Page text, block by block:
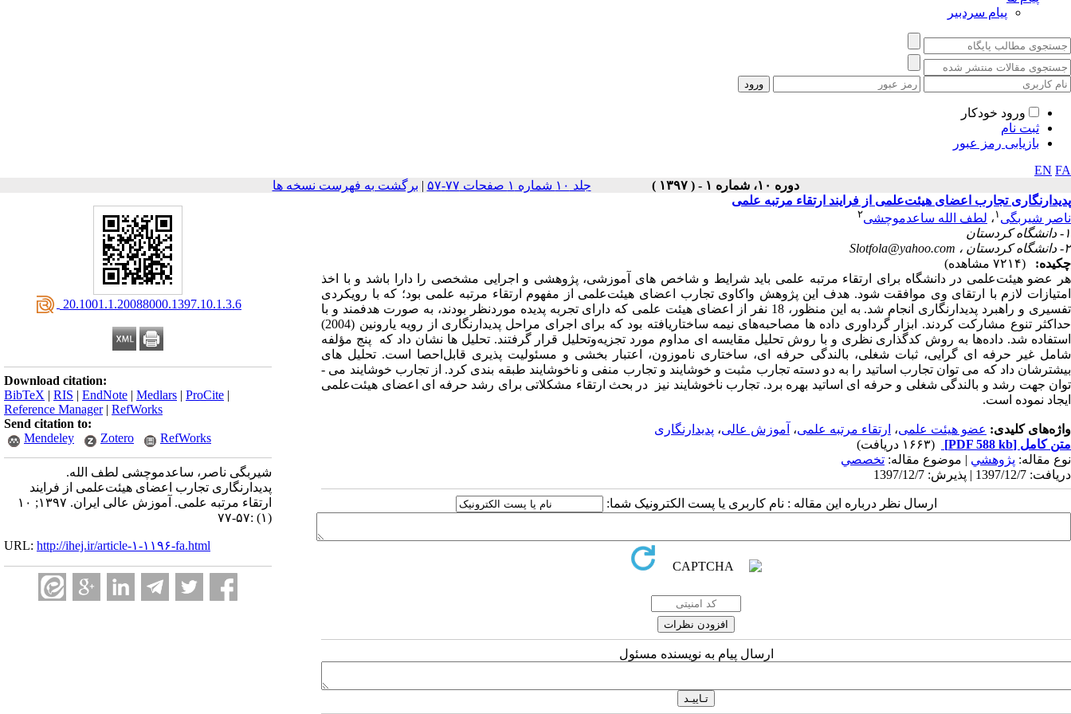
پیام سردبیر
ورود خودکار
ثبت نام
بازیابی رمز عبور
EN FA
دوره ۱۰، شماره ۱ - ( ۱۳۹۷ )
جلد ۱۰ شماره ۱ صفحات ۷۷-۵۷ | برگشت به فهرست نسخه ها
‎ 20.1001.1.20088000.1397.10.1.3.6
Download citation:
BibTeX | RIS | EndNote | Medlars | ProCite |
Reference Manager| RefWorks
Send citation to:
Mendeley
Zotero RefWorks
شیربگی ناصر، ساعدموچشی لطف الله.
پدیدارنگاری تجارب اعضای هیئت‌علمی از فرایند
ارتقاء مرتبه علمی. آموزش عالی ایران. ۱۳۹۷; ۱۰
(۱) :۵۷-۷۷
URL: http://ihej.ir/article-۱-۱۱۹۶-fa.html
پدیدارنگاری تجارب اعضای هیئت‌علمی از فرایند ارتقاء مرتبه علمی
ناصر شیربگی ۱ ، لطف الله ساعدموچشی۲
۱- دانشگاه کردستان
۲- دانشگاه کردستان ،
Slotfola@yahoo.com
چکیده:
(۷۲۱۴ مشاهده)
هر عضو هیئت‌علمی در دانشگاه برای ارتقاء مرتبه علمی باید شرایط و شاخص ­های آموزشی، پژوهشی و اجرایی مشخصی را دارا باشد و با اخذ
امتیازات لازم با ارتقای وی موافقت شود. هدف این پژوهش واکاوی تجارب اعضای هیئت‌علمی از مفهوم ارتقاء مرتبه علمی بود؛ که با رویکردی
تفسیری و راهبرد پدیدارنگاری انجام شد. به این منظور، 18 نفر از اعضای هیئت­ علمی که دارای
تجربه پدیده موردنظر بودند، به صورت هدفمند و با
حداکثر تنوع مشارکت­ کردند. ابزار گرداوری داده
ها مصاحبه‌های نیمه ساختاریافته بود که برای اجرای مراحل پدیدارنگاری از رویه یارونین (2004)
استفاده شد. داده‌ها به روش کدگذاری نظری و با روش تحلیل مقایسه­ ای مداوم مورد تجزیه‌وتحلیل قرار گرفتند.تحلیل ­ها نشان داد که پنج مؤلفه
شامل غیر حرفه ای گرایی، ثبات شغلی، بالندگی حرفه­ ای، ساختاری ناموزون، اعتبار بخشی و مسئولیت پذیری قابل‌احصا است. تحلیل های
داد که می توان تجارب اساتید را به دو دسته تجارب مثبت و خوشایند و تجارب منفی و ناخوشایند طبقه ­بندی کرد. از تجارب خوشایند می
توان جهت رشد و بالندگی شغلی و حرفه­ ای اساتید بهره برد. تجارب ناخوشایند نیز در بحث ارتقاء مشکلاتی برای رشد حرفه ای اعضای هیئت‌علمی
ایجاد نموده است.
واژه‌های کلیدی: عضو هیئت علمی، ارتقاء مرتبه علمی، آموزش عالی، پدیدارنگاری
متن کامل [PDF 588 kb]
(۱۶۶۳ دریافت)
نوع مقاله: پژوهشي | موضوع مقاله: تخصصي
دریافت: 1397/12/7 | پذیرش: 1397/12/7
ارسال نظر درباره این مقاله : نام کاربری یا پست الکترونیک شما:
ارسال پیام به نویسنده مسئول